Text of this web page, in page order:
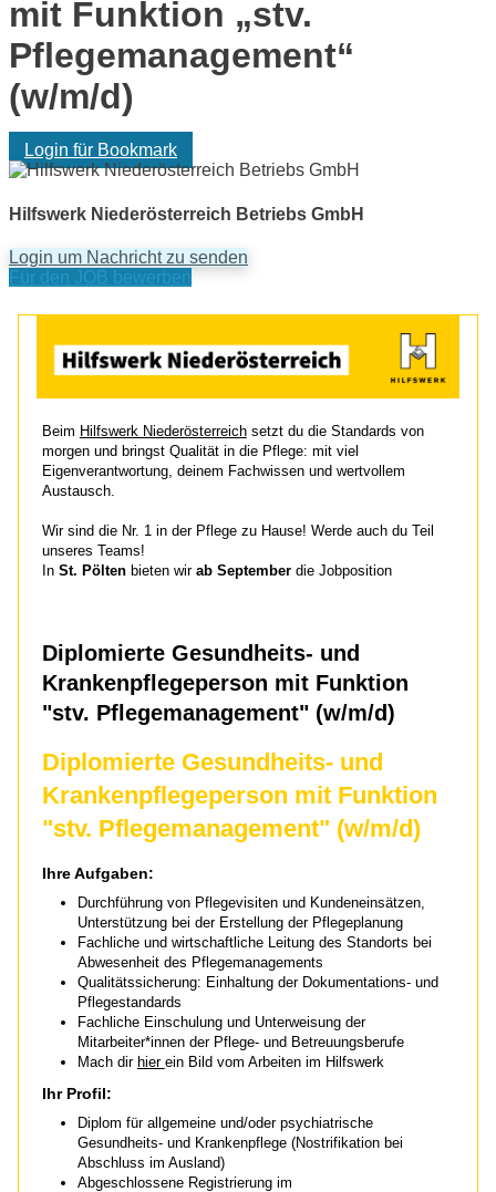
mit Funktion „stv.
Pflegemanagement“
(w/m/d)
Login für Bookmark
Hilfswerk Niederösterreich Betriebs GmbH
Login um Nachricht zu senden
Für den JOB bewerben